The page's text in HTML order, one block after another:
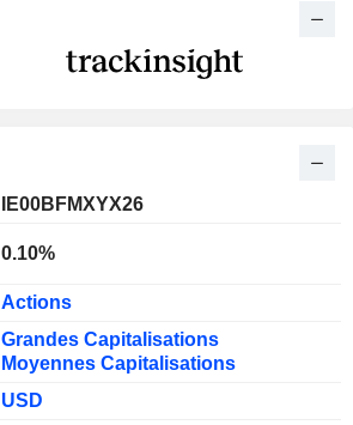
IE00BFMXYX26
0.10%
Actions
Grandes Capitalisations
Moyennes Capitalisations
USD